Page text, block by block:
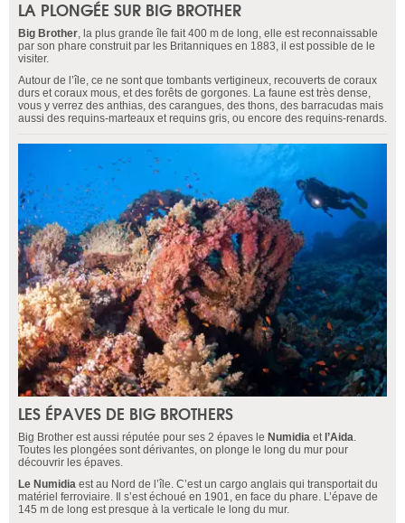
LA PLONGÉE SUR BIG BROTHER
Big Brother, la plus grande île fait 400 m de long, elle est reconnaissable
par son phare construit par les Britanniques en 1883, il est possible de le
visiter.
Autour de l’île, ce ne sont que tombants vertigineux, recouverts de coraux
durs et coraux mous, et des forêts de gorgones. La faune est très dense,
vous y verrez des anthias, des carangues, des thons, des barracudas mais
aussi des requins-marteaux et requins gris, ou encore des requins-renards.
LES ÉPAVES DE BIG BROTHERS
Big Brother est aussi réputée pour ses 2 épaves le Numidia et l’Aida
Toutes les plongées sont dérivantes, on plonge le long du mur pour
découvrir les épaves.
Le Numidia est au Nord de l’île. C’est un cargo anglais qui transportait du
matériel ferroviaire. Il s’est échoué en 1901, en face du phare. L’épave de
145 m de long est presque à la verticale le long du mur.